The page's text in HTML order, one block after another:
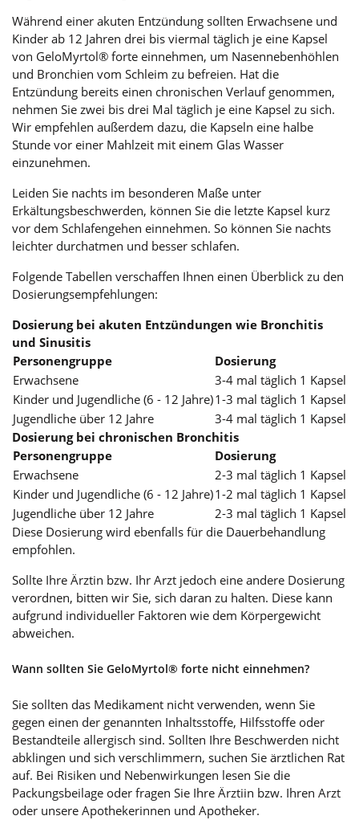
Während einer akuten Entzündung sollten Erwachsene und
Kinder ab 12 Jahren drei bis viermal täglich je eine Kapsel
von GeloMyrtol® forte einnehmen, um Nasennebenhöhlen
und Bronchien vom Schleim zu befreien. Hat die
Entzündung bereits einen chronischen Verlauf genommen,
nehmen Sie zwei bis drei Mal täglich je eine Kapsel zu sich.
Wir empfehlen außerdem dazu, die Kapseln eine halbe
Stunde vor einer Mahlzeit mit einem Glas Wasser
einzunehmen.
Leiden Sie nachts im besonderen Maße unter
Erkältungsbeschwerden, können Sie die letzte Kapsel kurz
vor dem Schlafengehen einnehmen. So können Sie nachts
leichter durchatmen und besser schlafen.
Folgende Tabellen verschaffen Ihnen einen Überblick zu den
Dosierungsempfehlungen:
Dosierung bei akuten Entzündungen wie Bronchitis
und Sinusitis
Personengruppe
Dosierung
Erwachsene
3-4 mal täglich 1 Kapsel
Kinder und Jugendliche (6 - 12 Jahre)1-3 mal täglich 1 Kapsel
Jugendliche über 12 Jahre
3-4 mal täglich 1 Kapsel
Dosierung bei chronischen Bronchitis
Personengruppe
Dosierung
Erwachsene
2-3 mal täglich 1 Kapsel
Kinder und Jugendliche (6 - 12 Jahre)1-2 mal täglich 1 Kapsel
Jugendliche über 12 Jahre
2-3 mal täglich 1 Kapsel
Diese Dosierung wird ebenfalls für die Dauerbehandlung
empfohlen.
Sollte Ihre Ärztin bzw. Ihr Arzt jedoch eine andere Dosierung
verordnen, bitten wir Sie, sich daran zu halten. Diese kann
aufgrund individueller Faktoren wie dem Körpergewicht
abweichen.
Wann sollten Sie GeloMyrtol® forte nicht einnehmen?
Sie sollten das Medikament nicht verwenden, wenn Sie
gegen einen der genannten Inhaltsstoffe, Hilfsstoffe oder
Bestandteile allergisch sind. Sollten Ihre Beschwerden nicht
abklingen und sich verschlimmern, suchen Sie ärztlichen Rat
auf. Bei Risiken und Nebenwirkungen lesen Sie die
Packungsbeilage oder fragen Sie Ihre Ärztiin bzw. Ihren Arzt
oder unsere Apothekerinnen und Apotheker.